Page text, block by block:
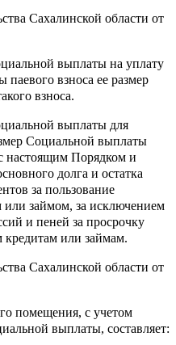
Сахалинской области от
выплаты на уплату
паевого взноса ее размер
взноса.
выплаты для
Социальной выплаты
настоящим Порядком и
долга и остатка
за пользование
займом, за исключением
и пеней за просрочку
кредитам или займам.
Сахалинской области от
помещения, с учетом
выплаты, составляет: